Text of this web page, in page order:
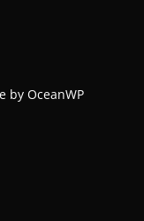
by OceanWP